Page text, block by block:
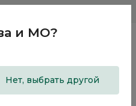
механизмом Флорина /
и МО?
Нет, выбрать другой